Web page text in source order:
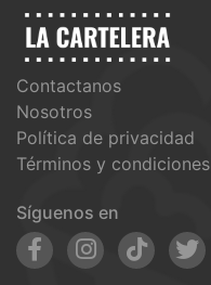
Contactanos
Nosotros
Política de privacidad
Términos y condiciones
Síguenos en